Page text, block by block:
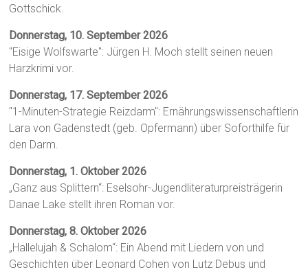
Gottschick.
Donnerstag, 10. September 2026
"Eisige Wolfswarte": Jürgen H. Moch stellt seinen neuen
Harzkrimi vor.
Donnerstag, 17. September 2026
"1-Minuten-Strategie Reizdarm": Ernährungswissenschaftlerin
Lara von Gadenstedt (geb. Opfermann) über Soforthilfe für
den Darm.
Donnerstag, 1. Oktober 2026
„Ganz aus Splittern“: Eselsohr-Jugendliteraturpreisträgerin
Danae Lake stellt ihren Roman vor.
Donnerstag, 8. Oktober 2026
„Hallelujah & Schalom“: Ein Abend mit Liedern von und
Geschichten über Leonard Cohen von Lutz Debus und